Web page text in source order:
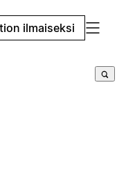
ilmaiseksi